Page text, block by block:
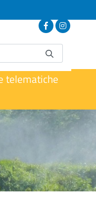
telematiche